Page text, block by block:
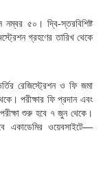
নম্বর ৫০। দ্বি-স্তরবিশিষ্ট
গ্রহণের তারিখ থেকে
রেজিস্ট্রেশন ও ফি জমা
পরীক্ষার ফি প্রদান এবং
শুরু হবে ৭ জুন থেকে।
একাডেমির ওয়েবসাইটে—